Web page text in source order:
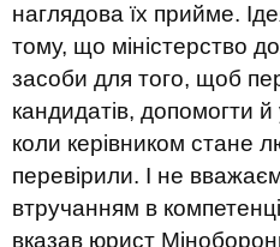
наглядова їх прийме.
тому, що міністерство
засоби для того, щоб
кандидатів, допомогти
коли керівником стане
перевірили. І не
втручанням в
вказав юрист